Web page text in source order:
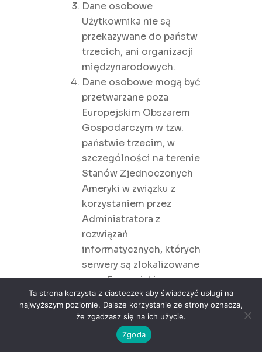
Dane osobowe
Użytkownika nie są
przekazywane do państw
trzecich, ani organizacji
międzynarodowych.
Dane osobowe mogą być
przetwarzane poza
Europejskim Obszarem
Gospodarczym w tzw.
państwie trzecim, w
szczególności na terenie
Stanów Zjednoczonych
Ameryki w związku z
korzystaniem przez
Administratora z
rozwiązań
informatycznych, których
serwery są zlokalizowane
poza Europejskim
Obszarem
Gospodarczym.
Podstawą przetwarzania
danych na terenie państw
Ta strona korzysta z ciasteczek aby świadczyć usługi na
najwyższym poziomie. Dalsze korzystanie ze strony oznacza,
że zgadzasz się na ich użycie.
Zgoda